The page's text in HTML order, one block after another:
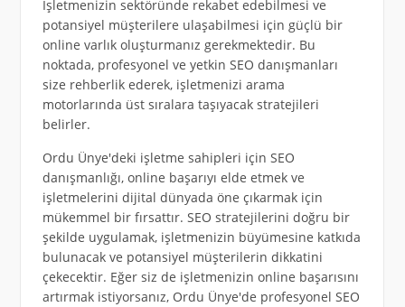
İşletmenizin sektöründe rekabet edebilmesi ve
potansiyel müşterilere ulaşabilmesi için güçlü bir
online varlık oluşturmanız gerekmektedir. Bu
noktada, profesyonel ve yetkin SEO danışmanları
size rehberlik ederek, işletmenizi arama
motorlarında üst sıralara taşıyacak stratejileri
belirler.
Ordu Ünye'deki işletme sahipleri için SEO
danışmanlığı, online başarıyı elde etmek ve
işletmelerini dijital dünyada öne çıkarmak için
mükemmel bir fırsattır. SEO stratejilerini doğru bir
şekilde uygulamak, işletmenizin büyümesine katkıda
bulunacak ve potansiyel müşterilerin dikkatini
çekecektir. Eğer siz de işletmenizin online başarısını
artırmak istiyorsanız, Ordu Ünye'de profesyonel SEO